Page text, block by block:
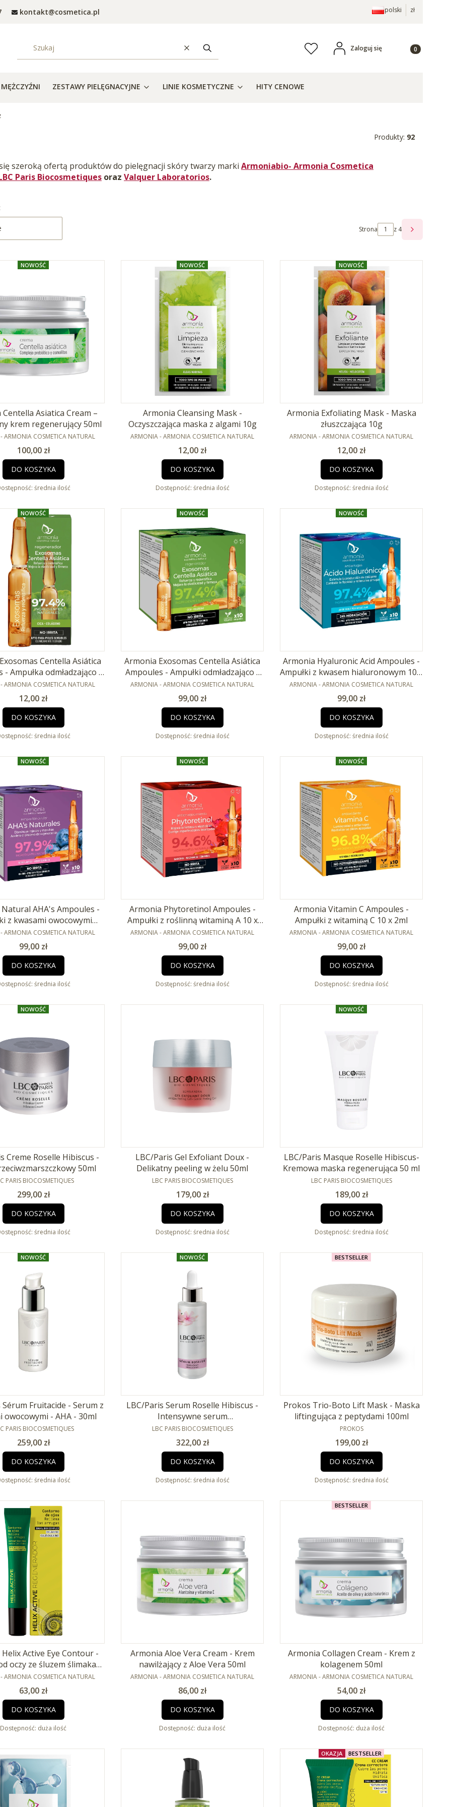
kontakt@cosmetica.pl polski zł
WyczyśćSzukaj Ulubione Zaloguj się Produkty w
MĘŻCZYŹNI ZESTAWY PIELĘGNACYJNE LINIE KOSMETYCZNE HITY CENOWE
Produkty: 92
szeroką ofertą produktów do pielęgnacji skóry twarzy marki Armoniabio- Armonia Cosmetica
Paris Biocosmetiques oraz Valquer Laboratorios.
Strona z 4
NASTĘPNE
NOWOŚĆ
Asiatica Cream –
krem regenerujący 50ml
ARMONIA COSMETICA NATURAL
Cena
100,00 zł
DO KOSZYKA
średnia ilość
NOWOŚĆ
Armonia Cleansing Mask -
Oczyszczająca maska z algami 10g
PRODUCENT
ARMONIA - ARMONIA COSMETICA NATURAL
Cena
12,00 zł
DO KOSZYKA
Dostępność: średnia ilość
NOWOŚĆ
Armonia Exfoliating Mask - Maska
złuszczająca 10g
PRODUCENT
ARMONIA - ARMONIA COSMETICA NATURAL
Cena
12,00 zł
DO KOSZYKA
Dostępność: średnia ilość
NOWOŚĆ
Centella Asiática
- Ampułka odmładzająco -
z egzosomami CICA 1 x
2ml
ARMONIA COSMETICA NATURAL
Cena
12,00 zł
DO KOSZYKA
średnia ilość
NOWOŚĆ
Armonia Exosomas Centella Asiática
Ampoules - Ampułki odmładzająco -
ujędrniające z egzosomami CICA 10 x
2ml
PRODUCENT
ARMONIA - ARMONIA COSMETICA NATURAL
Cena
99,00 zł
DO KOSZYKA
Dostępność: średnia ilość
NOWOŚĆ
Armonia Hyaluronic Acid Ampoules -
Ampułki z kwasem hialuronowym 10 x
2ml
PRODUCENT
ARMONIA - ARMONIA COSMETICA NATURAL
Cena
99,00 zł
DO KOSZYKA
Dostępność: średnia ilość
NOWOŚĆ
AHA's Ampoules -
z kwasami owocowymi
10x2ml
ARMONIA COSMETICA NATURAL
Cena
99,00 zł
DO KOSZYKA
średnia ilość
NOWOŚĆ
Armonia Phytoretinol Ampoules -
Ampułki z roślinną witaminą A 10 x
2ml
PRODUCENT
ARMONIA - ARMONIA COSMETICA NATURAL
Cena
99,00 zł
DO KOSZYKA
Dostępność: średnia ilość
NOWOŚĆ
Armonia Vitamin C Ampoules -
Ampułki z witaminą C 10 x 2ml
PRODUCENT
ARMONIA - ARMONIA COSMETICA NATURAL
Cena
99,00 zł
DO KOSZYKA
Dostępność: średnia ilość
NOWOŚĆ
Creme Roselle Hibiscus -
50ml
PARIS BIOCOSMETIQUES
Cena
299,00 zł
DO KOSZYKA
średnia ilość
LBC/Paris Gel Exfoliant Doux -
Delikatny peeling w żelu 50ml
PRODUCENT
LBC PARIS BIOCOSMETIQUES
Cena
179,00 zł
DO KOSZYKA
Dostępność: średnia ilość
NOWOŚĆ
LBC/Paris Masque Roselle Hibiscus-
Kremowa maska regenerująca 50 ml
PRODUCENT
LBC PARIS BIOCOSMETIQUES
Cena
189,00 zł
DO KOSZYKA
Dostępność: średnia ilość
NOWOŚĆ
Sérum Fruitacide - Serum z
owocowymi - AHA - 30ml
PARIS BIOCOSMETIQUES
Cena
259,00 zł
DO KOSZYKA
średnia ilość
NOWOŚĆ
LBC/Paris Serum Roselle Hibiscus -
Intensywne serum
przeciwzmarszczkowe 50ml
PRODUCENT
LBC PARIS BIOCOSMETIQUES
Cena
322,00 zł
DO KOSZYKA
Dostępność: średnia ilość
BESTSELLER
Prokos Trio-Boto Lift Mask - Maska
liftingująca z peptydami 100ml
PRODUCENT
PROKOS
Cena
199,00 zł
DO KOSZYKA
Dostępność: średnia ilość
Active Eye Contour -
oczy ze śluzem ślimaka
15ml
ARMONIA COSMETICA NATURAL
Cena
63,00 zł
DO KOSZYKA
Dostępność: duża ilość
Armonia Aloe Vera Cream - Krem
nawilżający z Aloe Vera 50ml
PRODUCENT
ARMONIA - ARMONIA COSMETICA NATURAL
Cena
86,00 zł
DO KOSZYKA
Dostępność: duża ilość
BESTSELLER
Armonia Collagen Cream - Krem z
kolagenem 50ml
PRODUCENT
ARMONIA - ARMONIA COSMETICA NATURAL
Cena
54,00 zł
DO KOSZYKA
Dostępność: duża ilość
OKAZJA BESTSELLER